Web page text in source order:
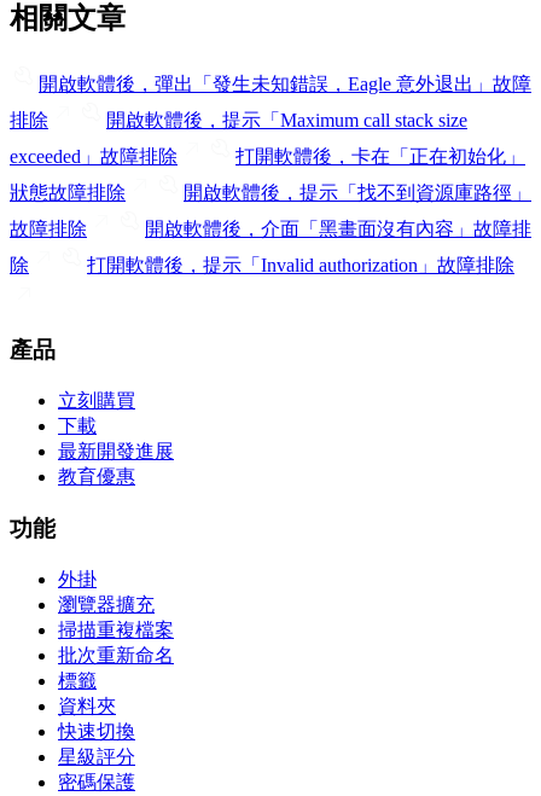
相關文章
開啟軟體後，彈出「發生未知錯誤，Eagle 意外退出」 故障
排除
開啟軟體後，提示「Maximum call stack size
exceeded」 故障排除
打開軟體後，卡在「正在初始化」
狀態故障排除
開啟軟體後，提示「找不到資源庫路徑」
故障排除
開啟軟體後，介面「黑畫面沒有內容」 故障排
除
打開軟體後，提示「Invalid authorization」 故障排除
產品
立刻購買
下載
最新開發進展
教育優惠
功能
外掛
瀏覽器擴充
掃描重複檔案
批次重新命名
標籤
資料夾
快速切換
星級評分
密碼保護